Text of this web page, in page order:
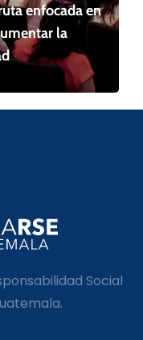
enfocada en
la
Social